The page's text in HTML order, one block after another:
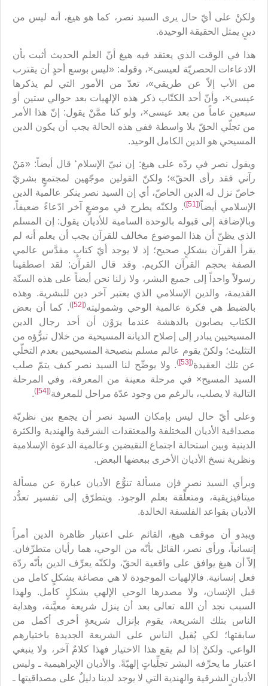
ولكنْ على أيّ حال يرى السيد نصر، كما هو هيغ، أنه ليس من
دينٍ يمثل الحقيقة الوحيدة.
هذا في الوقت الذي يعتقد فيه هيغ أنّ العلم الحديث أثبت بأن
الادعاءات الحصريّة لعيسى×، وقوله: «ليس بوسع أحدٍ أن يقترب
من الأب إلاّ عن طريقي»، تعدّ من الأمور التي لم يذكرها
عيسى×، وأنّ أحد الكتّاب ذكر هذه الإلهيات بعد حوالي ستين أو
سبعين عاماً من بعد عيسى×، ولو كنا ممَّنْ يقول: إنّ هذا الأمر
من تجلّي الحقّ بلا واسطة ففي هذه الحالة يجب أن يكون الدين
المسيحي هو الدين الكامل الوحيد.
ويقول نصر في ردّه على هيغ: إن نبيّ الإسلام‘ قال أيضاً: «مَنْ
رآني فقد رأى الحقّ»؛ ولكنّ القولين موجّهين لمجتمعٍ بشريّ
خاصّ نزل له الدين الخاصّ، أي إن السيد نصر ينكر عالمية الدين
الإسلامي أيضاً(
[51]
). ولكنّه يطرح في موضعٍ آخر ادّعاءً ضعيفاً،
وبالإضافة إلى قبوله بالوحدة السامية للأديان يقول: إن المسلم
الذي يظنّ أن هذا الموضوع مخالف للقرآن يجب أن يعلم أنه لم
يقرأ القرآن بشكلٍ صحيح؛ إذ لا يوجد أيّ كتابٍ مقدَّس عالمي
الصفة بحجم القرآن الكريم. وقد قال القرآن: لقد اصطفينا
رسولاً واحداً إلى جميع البشر، ولا زلنا نحن أيضاً على هذه السنّة
القديمة، والدين الإسلامي الذي يعتبر آخر دين للبشرية. وهذه
بالضبط هي فكرة عالمية الوحي وشموليته(
[52]
). كما أن بعض
الكتاب يصابون بالدهشة عندما يرَوْن أن أحد رجال الدين
المسيحيين يبادر إلى إصلاح الديانة المسيحية من خلال تبرُّؤه من
التثليث؛ ولكنْ يقوم عالم مسلم بنصيحة المسيحيين بعدم التخلّي
عن تلك العقيدة(
[53]
). ولا يوضِّح لنا السيد نصر كيف يتمّ صلب
السيد المسيح× في مرحلة معينة من المعرفة، وفي المرحلة
التالية لا يصلب، بالرغم من وجود عدّة مراحل للمعرفة(
[54]
)
.
وعلى أيّ حال ليس بإمكان السيد نصر أن يجمع بين نظريّة
مصداقية الأديان المختلفة والمعتقدات الشرقية والهندية والكثرة
الدينية وبين استحالة اجتماع النقيضين وعالمية الدعوة الإسلامية
ونظرية نسخ الأديان الأخرى ببعضها البعض.
وبرأي السيد نصر فإن مسألة تنوُّع الأديان عبارة عن مسألة
ميتافيزيقية، ومتعلِّقة بعلم الوجود. ويتطرّق إلى تفسير تعدُّد
الأديان بقواعد الفلسفة الخالدة.
ويبدو أن موقف هيغ، القائم على اعتبار ظاهرة الدين أمراً
إنسانياً، ورأي نصر، القائل بأنّه من الوحي، هما رأيان متطرِّفان.
إلاّ أن هيغ يوافق على واقعية الحقّ، ولكنّه يعرِّف الدين بأنّه ردّة
فعل إنسانية. فالإلهيات الموجودة لا هي مصاغة بشكلٍ كامل من
قبل الإنسان، ولا مصدرها الوحي الإلهي بشكلٍ كامل. ولهذا
السبب نجد أن الله تعالى بعد أن ينزل شريعة معيَّنة، وهداية
الناس بتلك الشريعة، يقوم بإنزال شريعةٍ أخرى أكمل من
سابقتها؛ لكي يُقبل الناس على الشريعة الجديدة باختيارهم
الواعي. ولكنْ إذا لم يقع هذا الاختيار فهذا كلامٌ آخر، ولا ينبغي
اعتبار ما يحرِّفه البشر تجلِّياتٍ إلهيّةً. والأديان الإبراهيمية ـ وليس
الأديان الشرقية والهندية التي لا يوجد لدينا دليلٌ على مصداقيتها ـ